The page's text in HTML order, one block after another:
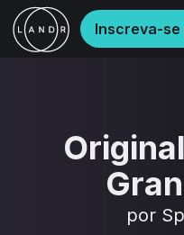
Inscreva-
por